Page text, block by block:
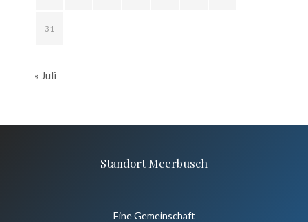
31
« Juli
Standort Meerbusch
Eine Gemeinschaft